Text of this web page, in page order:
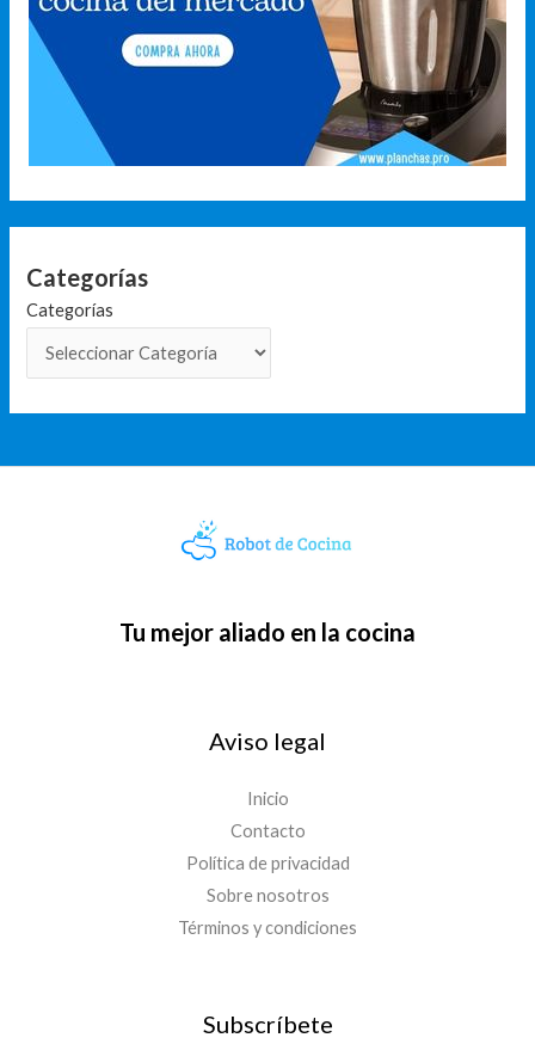
Categorías
Categorías
Tu mejor aliado en la cocina
Aviso legal
Inicio
Contacto
Política de privacidad
Sobre nosotros
Términos y condiciones
Subscríbete